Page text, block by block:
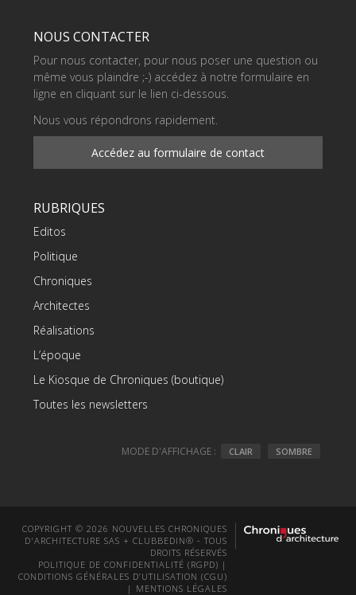
NOUS CONTACTER
Pour nous contacter, pour nous poser une question ou
même vous plaindre ;-) accédez à notre formulaire en
ligne en cliquant sur le lien ci-dessous.
Nous vous répondrons rapidement.
Accédez au formulaire de contact
RUBRIQUES
Editos
Politique
Chroniques
Architectes
Réalisations
L’époque
Le Kiosque de Chroniques (boutique)
Toutes les newsletters
MODE D'AFFICHAGE : CLAIR SOMBRE
COPYRIGHT © 2026 NOUVELLES CHRONIQUES
D'ARCHITECTURE SAS + CLUBBEDIN® - TOUS
DROITS RÉSERVÉS
POLITIQUE DE CONFIDENTIALITÉ (RGPD) |
CONDITIONS GÉNÉRALES D’UTILISATION (CGU)
| MENTIONS LÉGALES